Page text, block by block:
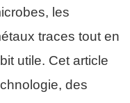
les
traces tout en
utile. Cet article
des